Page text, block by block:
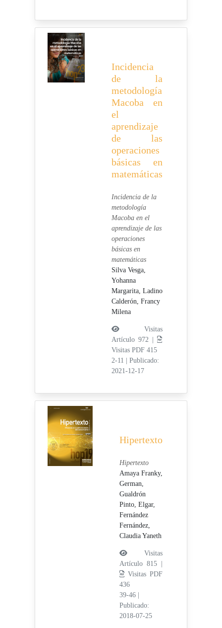
Incidencia
de la
metodología
Macoba en
el
aprendizaje
de las
operaciones
básicas en
matemáticas
Incidencia de la
metodología
Macoba en el
aprendizaje de las
operaciones
básicas en
matemáticas
Silva Vesga,
Yohanna
Margarita, Ladino
Calderón, Francy
Milena
Visitas
Artículo 972 |
Visitas PDF 415
2-11
Publicado:
2021-12-17
Hipertexto
Hipertexto
Amaya Franky,
German,
Gualdrón
Pinto, Elgar,
Fernández
Fernández,
Claudia Yaneth
Visitas
Artículo 815 |
Visitas PDF
436
39-46
Publicado:
2018-07-25